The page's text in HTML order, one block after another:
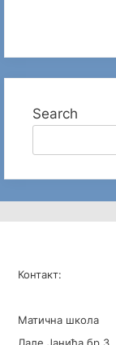
Search
Контакт:
Матична школа